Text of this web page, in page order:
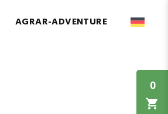
0
AGRAR-ADVENTURE